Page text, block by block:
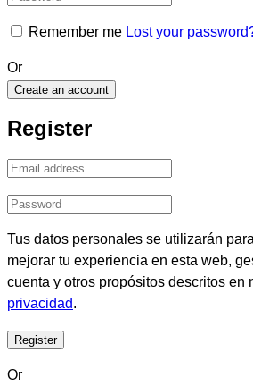
Remember me Lost your
Or
Create an account
Register
Tus datos personales se utilizarán
mejorar tu experiencia en esta web,
cuenta y otros propósitos descritos en
privacidad.
Or